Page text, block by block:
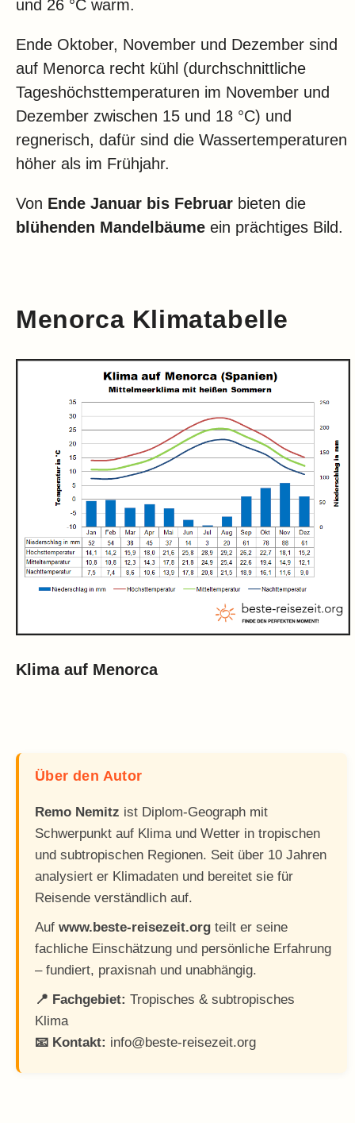
und 26 °C warm.
Ende Oktober, November und Dezember sind
auf Menorca recht kühl (durchschnittliche
Tageshöchsttemperaturen im November und
Dezember zwischen 15 und 18 °C) und
regnerisch, dafür sind die Wassertemperaturen
höher als im Frühjahr.
Von Ende Januar bis Februar bieten die
blühenden Mandelbäume ein prächtiges Bild.
Menorca Klimatabelle
Klima auf Menorca
Über den Autor
Remo Nemitz ist Diplom-Geograph mit
Schwerpunkt auf Klima und Wetter in tropischen
und subtropischen Regionen. Seit über 10 Jahren
analysiert er Klimadaten und bereitet sie für
Reisende verständlich auf.
Auf www.beste-reisezeit.org teilt er seine
fachliche Einschätzung und persönliche Erfahrung
– fundiert, praxisnah und unabhängig.
📍 Fachgebiet: Tropisches & subtropisches
Klima
📧 Kontakt: info@beste-reisezeit.org